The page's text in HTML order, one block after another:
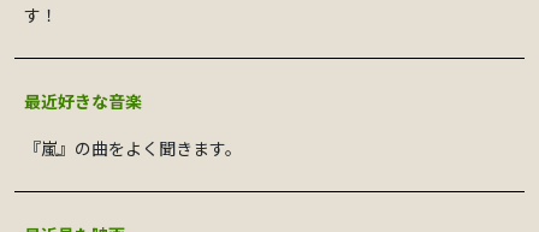
す！
最近好きな音楽
『嵐』の曲をよく聞きます。